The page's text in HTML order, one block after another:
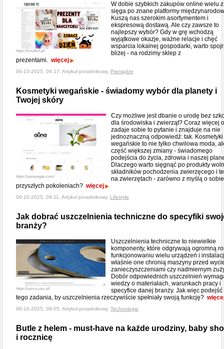
https://timeforf.pl/
W dobie szybkich zakupów online wielu
sięga po znane platformy
Kuszą nas szerokim asortymentem i
ekspresową dostawą. Ale czy zawsze to
najlepszy wybór? Gdy w grę wchodzą
wyjątkowe okazje, ważne relacje i chęć
wsparcia lokalnej gospodarki, warto
bliżej - na rodzimy sklep z
prezentami. więcej
06-10-2025, 09:17, Artykuł poradnikowy, Pieniądze
Kosmetyki wegańskie - świadomy wybór dla planety i
Twojej skóry
https://aunavegan.com/
Czy możliwe jest dbanie o urodę bez
dla środowiska i zwierząt? Coraz więcej
zadaje sobie to pytanie i znajduje na nie
jednoznaczną odpowiedź: tak. Kosmetyki
wegańskie to nie tylko chwilowa moda,
część większej zmiany - świadomego
podejścia do życia, zdrowia i naszej
Dlaczego warto sięgnąć po produkty
składników pochodzenia zwierzęcego i
na zwierzętach - zarówno z myślą o
przyszłych pokoleniach? więcej
06-10-2025, 09:11, Artykuł poradnikowy, Lifestyle
Jak dobrać uszczelnienia techniczne do specyfiki
branży?
https://sema.com.pl/
Uszczelnienia techniczne to niewielkie
komponenty, które odgrywają ogromną
funkcjonowaniu wielu urządzeń i
właśnie one chronią maszyny przed
zanieczyszczeniami czy nadmiernym
Dobór odpowiednich uszczelnień
wiedzy o materiałach, warunkach pracy i
specyfice danej branży. Jak więc podejść
tego zadania, by uszczelnienia rzeczywiście spełniały swoją funkcję?
06-10-2025, 09:05, Artykuł poradnikowy, Technologie
Butle z helem - must-have na każde urodziny, baby
i rocznicę